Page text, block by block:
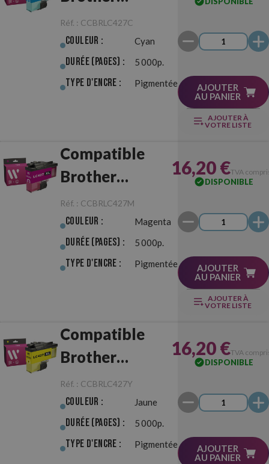
LC427XL Cyan
Réf. : CCBRLC427C
Couleur : Cyan
Durée (pages) : 5 000p.
Type d'Encre : Pigmentée
AJOUTER
AU PANIER
AJOUTER À
VOTRE LISTE
Compatible
Brother
LC427XL
Magenta
Réf. : CCBRLC427M
Couleur : Magenta
Durée (pages) : 5 000p.
Type d'Encre : Pigmentée
16,20 €TVA
DISPONIBLE
AJOUTER
AU PANIER
AJOUTER À
VOTRE LISTE
Compatible
Brother
LC427XL Jaune
Réf. : CCBRLC427Y
Couleur : Jaune
Durée (pages) : 5 000p.
Type d'Encre : Pigmentée
16,20 €TVA
DISPONIBLE
AJOUTER
AU PANIER